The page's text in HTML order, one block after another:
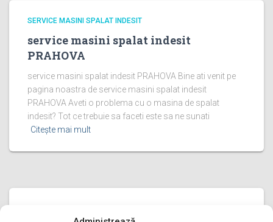
SERVICE MASINI SPALAT INDESIT
service masini spalat indesit
PRAHOVA
service masini spalat indesit PRAHOVA Bine ati venit pe
pagina noastra de service masini spalat indesit
PRAHOVA Aveti o problema cu o masina de spalat
indesit? Tot ce trebuie sa faceti este sa ne sunati
Citește mai mult